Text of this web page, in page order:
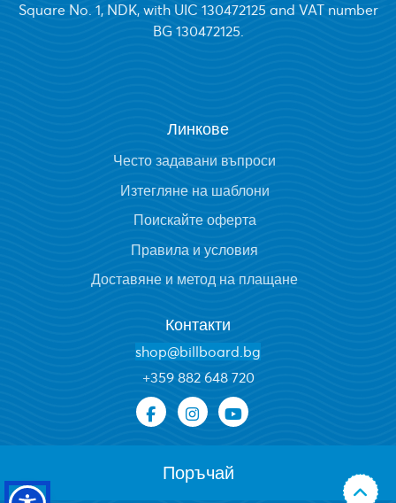
Поръчай
Square No. 1, NDK, with UIC 130472125 and VAT number
BG 130472125.
Линкове
Често задавани въпроси
Изтегляне на шаблони
Поискайте оферта
Правила и условия
Доставяне и метод на плащане
Контакти
shop@billboard.bg
+359 882 648 720